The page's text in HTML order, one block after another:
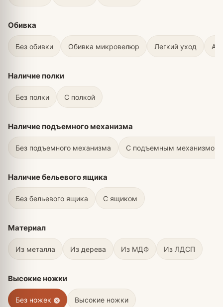
Обивка
Без обивки Обивка микровелюр Легкий уход
Наличие полки
Без полки С полкой
Наличие подъемного механизма
Без подъемного механизма С подъемным механизмом
Наличие бельевого ящика
Без бельевого ящика С ящиком
Материал
Из металла Из дерева Из МДФ Из ЛДСП
Высокие ножки
Без ножек Высокие ножки